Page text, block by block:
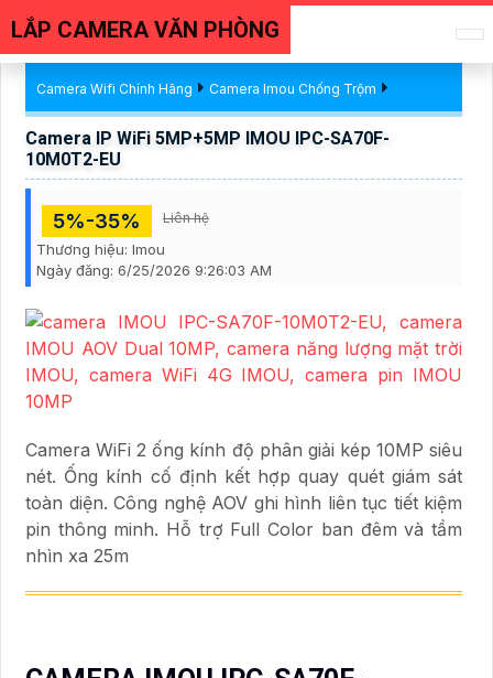
LẮP CAMERA VĂN PHÒNG
Camera Wifi Chính Hãng Camera Imou Chống Trộm
Camera IP WiFi 5MP+5MP IMOU IPC-SA70F-
10M0T2-EU
5%-35% Liên hệ
Thương hiệu: Imou
Ngày đăng: 6/25/2026 9:26:03 AM
Camera WiFi 2 ống kính độ phân giải kép 10MP siêu
nét. Ống kính cố định kết hợp quay quét giám sát
toàn diện. Công nghệ AOV ghi hình liên tục tiết kiệm
pin thông minh. Hỗ trợ Full Color ban đêm và tầm
nhìn xa 25m